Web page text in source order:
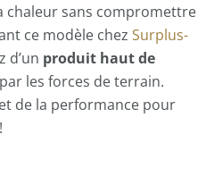
chaleur sans compromettre
ce modèle chez Surplus-
d’un produit haut de
les forces de terrain.
de la performance pour